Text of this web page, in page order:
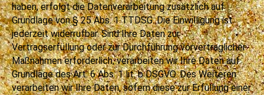
haben, erfolgt die Datenverarbeitung zusätzlich auf
Grundlage von § 25 Abs. 1 TTDSG. Die Einwilligung ist
jederzeit widerrufbar. Sind Ihre Daten zur
Vertragserfüllung oder zur Durchführung vorvertraglicher
Maßnahmen erforderlich, verarbeiten wir Ihre Daten auf
Grundlage des Art. 6 Abs. 1 lit. b DSGVO. Des Weiteren
verarbeiten wir Ihre Daten, sofern diese zur Erfüllung einer